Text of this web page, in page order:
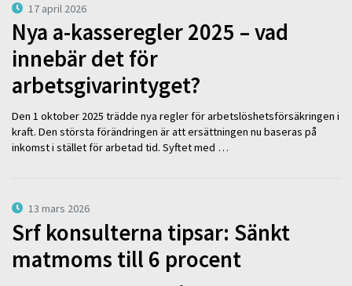
17 april 2026
Nya a-kasseregler 2025 – vad
innebär det för
arbetsgivarintyget?
Den 1 oktober 2025 trädde nya regler för arbetslöshetsförsäkringen i
kraft. Den största förändringen är att ersättningen nu baseras på
inkomst i stället för arbetad tid. Syftet med …
13 mars 2026
Srf konsulterna tipsar: Sänkt
matmoms till 6 procent